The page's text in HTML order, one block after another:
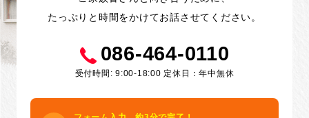
たっぷりと時間をかけてお話させてください。
086-464-0110
受付時間: 9:00-18:00 定休日：年中無休